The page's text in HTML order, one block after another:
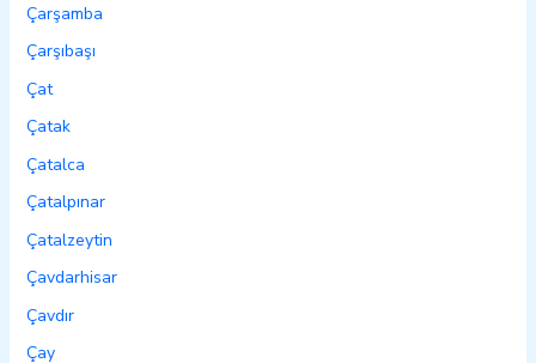
Çarşamba
Çarşıbaşı
Çat
Çatak
Çatalca
Çatalpınar
Çatalzeytin
Çavdarhisar
Çavdır
Çay